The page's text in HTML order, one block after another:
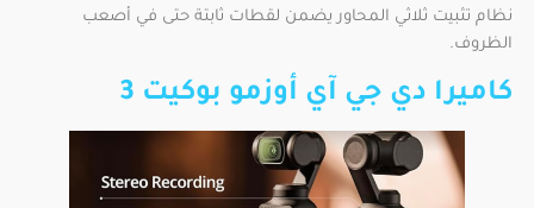
نظام تثبيت ثلاثي المحاور يضمن لقطات ثابتة حتى في أصعب
الظروف.
كاميرا دي جي آي أوزمو بوكيت 3